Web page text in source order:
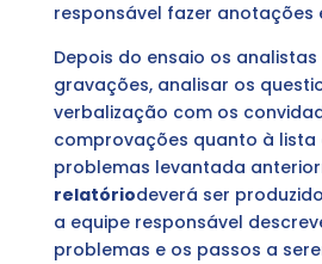
responsável fazer anotações
Depois do ensaio os
gravações, analisar os
verbalização com os
comprovações quanto à lista
problemas levantada
relatóriodeverá ser
a equipe responsável
problemas e os passos a